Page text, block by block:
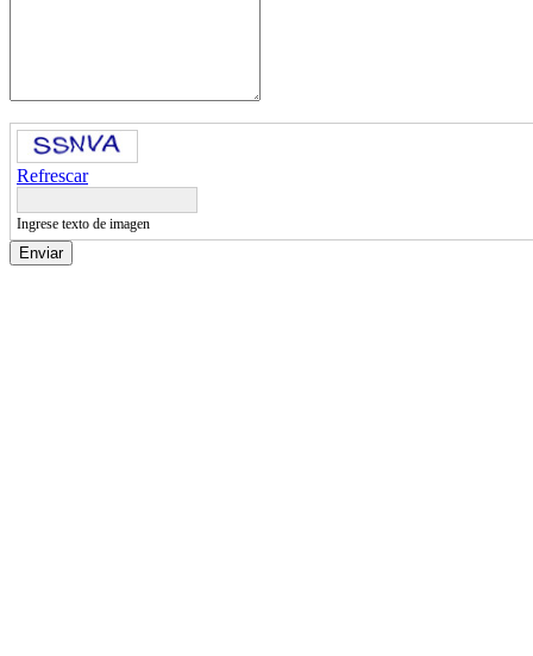
Refrescar
Ingrese texto de imagen